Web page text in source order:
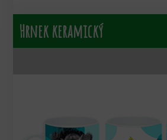
Hrnek keramický